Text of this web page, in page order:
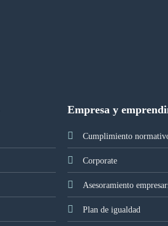
Empresa y
Cumplimiento
Corporate
Asesoramiento
Plan de igualdad